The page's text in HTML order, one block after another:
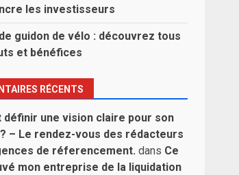
les investisseurs
guidon de vélo : découvrez tous
et bénéfices
RÉCENTS
définir une vision claire pour son
– Le rendez-vous des rédacteurs
de réferencement. dans Ce
mon entreprise de la liquidation